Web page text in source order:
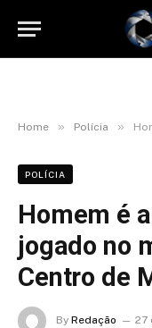
Home » Polícia »
POLÍCIA
Homem é
jogado no
Centro de
By Redação
27